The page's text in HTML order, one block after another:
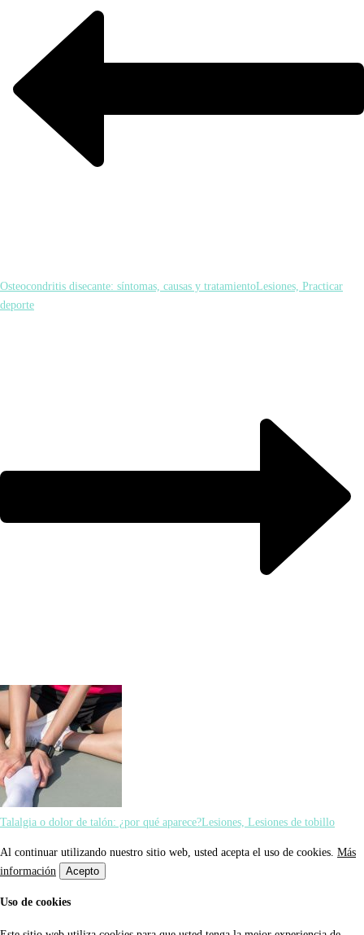
Osteocondritis disecante: síntomas, causas y tratamientoLesiones, Practicar
deporte
Talalgia o dolor de talón: ¿por qué aparece?Lesiones, Lesiones de tobillo
Al continuar utilizando nuestro sitio web, usted acepta el uso de cookies. Más
información
Acepto
Uso de cookies